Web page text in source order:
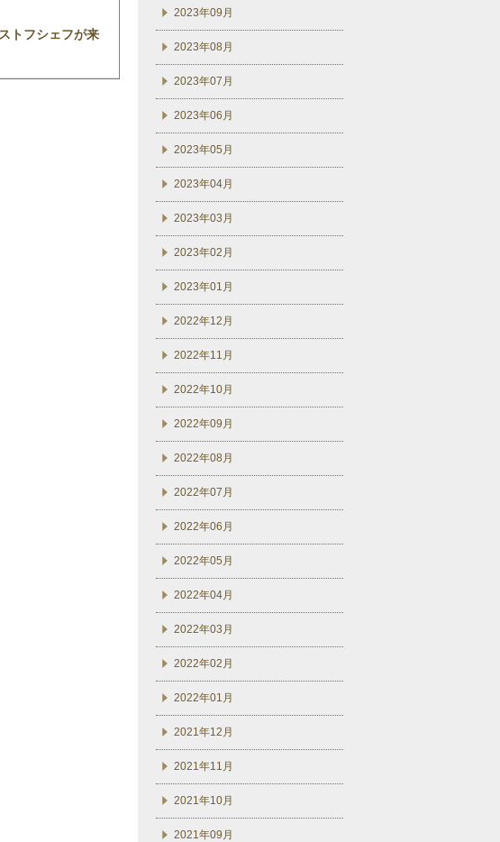
トフシェフが来
2023年09月
2023年08月
2023年07月
2023年06月
2023年05月
2023年04月
2023年03月
2023年02月
2023年01月
2022年12月
2022年11月
2022年10月
2022年09月
2022年08月
2022年07月
2022年06月
2022年05月
2022年04月
2022年03月
2022年02月
2022年01月
2021年12月
2021年11月
2021年10月
2021年09月